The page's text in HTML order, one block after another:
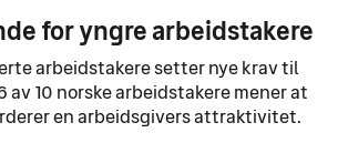
for yngre arbeidstakere
arbeidstakere setter nye krav til
10 norske arbeidstakere mener at
en arbeidsgivers attraktivitet​.